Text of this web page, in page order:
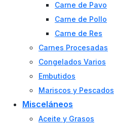
Carne de Pavo
Carne de Pollo
Carne de Res
Carnes Procesadas
Congelados Varios
Embutidos
Mariscos y Pescados
Misceláneos
Aceite y Grasos